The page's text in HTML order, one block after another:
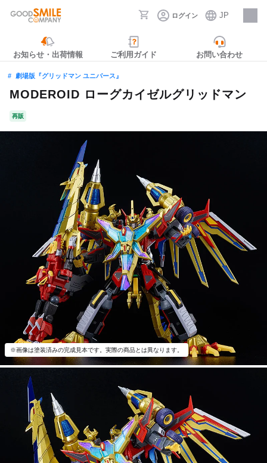
ログイン JP
採用情報
お知らせ・出荷情報 ご利用ガイド お問い合わせ
劇場版『グリッドマン ユニバース』
MODEROID ローグカイゼルグリッドマン
再販
※画像は塗装済みの完成見本です。実際の商品とは異なります。